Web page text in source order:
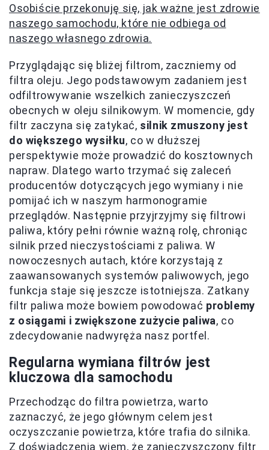
Osobiście przekonuję się, jak ważne jest zdrowie
naszego samochodu, które nie odbiega od
naszego własnego zdrowia.
Przyglądając się bliżej filtrom, zaczniemy od
filtra oleju. Jego podstawowym zadaniem jest
odfiltrowywanie wszelkich zanieczyszczeń
obecnych w oleju silnikowym. W momencie, gdy
filtr zaczyna się zatykać, silnik zmuszony jest
do większego wysiłku, co w dłuższej
perspektywie może prowadzić do kosztownych
napraw. Dlatego warto trzymać się zaleceń
producentów dotyczących jego wymiany i nie
pomijać ich w naszym harmonogramie
przeglądów. Następnie przyjrzyjmy się filtrowi
paliwa, który pełni równie ważną rolę, chroniąc
silnik przed nieczystościami z paliwa. W
nowoczesnych autach, które korzystają z
zaawansowanych systemów paliwowych, jego
funkcja staje się jeszcze istotniejsza. Zatkany
filtr paliwa może bowiem powodować problemy
z osiągami i zwiększone zużycie paliwa, co
zdecydowanie nadwyręża nasz portfel.
Regularna wymiana filtrów jest
kluczowa dla samochodu
Przechodząc do filtra powietrza, warto
zaznaczyć, że jego głównym celem jest
oczyszczanie powietrza, które trafia do silnika.
Z doświadczenia wiem, że zanieczyszczony filtr